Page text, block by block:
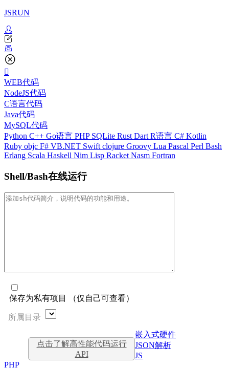
JSRUN
WEB代码
NodeJS代码
C语言代码
Java代码
MySQL代码
Python C++ Go语言 PHP SQLite Rust Dart R语言 C# Kotlin
Ruby objc F# VB.NET Swift clojure Groovy Lua Pascal Perl Bash
Erlang Scala Haskell Nim Lisp Racket Nasm Fortran
Shell/Bash在线运行
保存为私有项目 （仅自己可查看）
所属目录
点击了解高性能代码运行
API
嵌入式硬件
JSON解析
JS
PHP